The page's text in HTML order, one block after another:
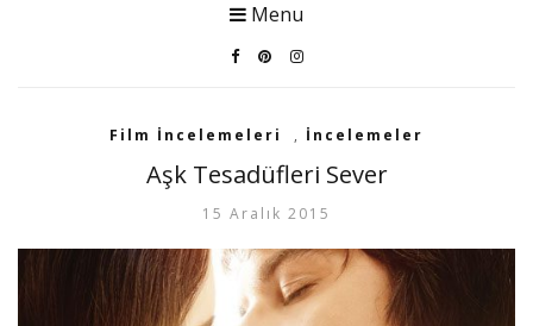
Menu
Film İncelemeleri , İncelemeler
Aşk Tesadüfleri Sever
15 Aralık 2015